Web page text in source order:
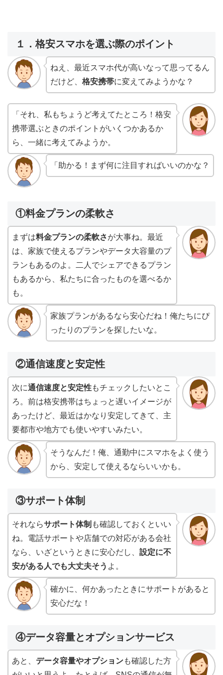
１．格安スマホを選ぶ際のポイント
ねえ、最近スマホ代が高いなって思ってるん
だけど、 格安携帯に変えてみようかな？
「それ、私もちょうど考えてたところ！格安
携帯選ぶときのポイントがいくつかあるか
ら、一緒に考えてみようか。
「助かる！まず何に注目すればいいのかな？
①料金プランの柔軟さ
まずは料金プランの柔軟さが大事ね。最近
は、家族で使えるプランやデータ大容量のプ
ランもあるのよ。二人でシェアできるプラン
もあるから、私たちに合ったものを選べるか
も。
家族プランがあるなら安心だね！俺たちにぴ
ったりのプランを探したいな。
②通信速度と安定性
次に通信速度と安定性もチェックしたいとこ
ろ。前は格安携帯はちょっと遅いイメージが
あったけど、最近はかなり安定してきて、主
要都市や地方でも使いやすいみたい。
そうなんだ！俺、通勤中にスマホをよく使う
から、安定して使えるならいいかも。
③サポート体制
それならサポート体制 も確認しておくといい
ね。電話サポートや店舗での対応がある会社
なら、いざというときに安心だし、 設定に不
安がある人でも大丈夫そう よ。
確かに、何かあったときにサポートがあると
安心だな！
④データ容量とオプションサービス
あと、 データ容量やオプションも確認した方